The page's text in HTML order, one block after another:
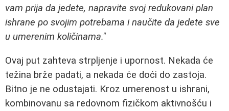
vam prija da jedete, napravite svoj redukovani plan
ishrane po svojim potrebama i naučite da jedete sve
u umerenim količinama."
Ovaj put zahteva strpljenje i upornost. Nekada će
težina brže padati, a nekada će doći do zastoja.
Bitno je ne odustajati. Kroz umerenost u ishrani,
kombinovanu sa redovnom fizičkom aktivnošću i